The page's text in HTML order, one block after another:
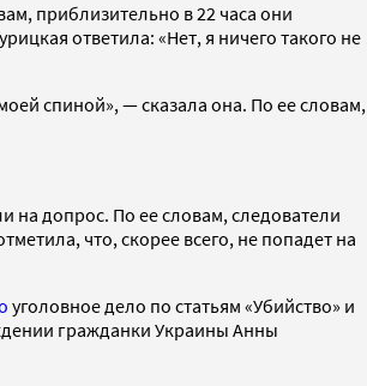
приблизительно в 22 часа они
ответила: «Нет, я ничего такого не
спиной», — сказала она. По ее словам,
на допрос. По ее словам, следователи
что, скорее всего, не попадет на
уголовное дело по статьям «Убийство» и
гражданки Украины Анны